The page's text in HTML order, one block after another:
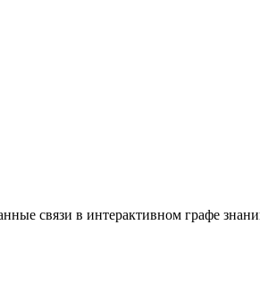
связи в интерактивном графе